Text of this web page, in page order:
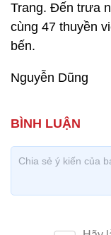
Trang. Đến trưa
cùng 47 thuyền
bến.
Nguyễn Dũng